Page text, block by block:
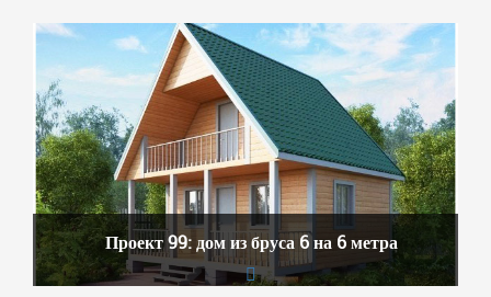
Проект 99: дом из бруса 6 на 6 метра